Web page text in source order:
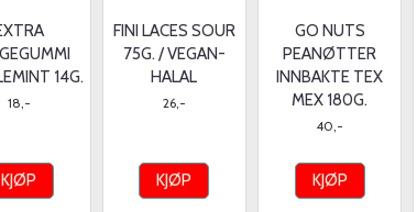
14G.
18,-
KJØP
FINI LACES SOUR
75G. / VEGAN-
HALAL
26,-
KJØP
GO NUTS
PEANØTTER
INNBAKTE TEX
MEX 180G.
40,-
KJØP